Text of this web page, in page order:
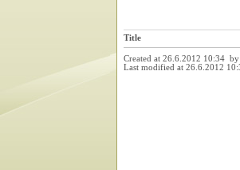
Title
Created at 26.6.2012 10:34 by
Last modified at 26.6.2012